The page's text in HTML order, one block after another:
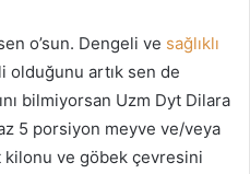
o’sun. Dengeli ve sağlıklı
olduğunu artık sen de
bilmiyorsan Uzm Dyt Dilara
5 porsiyon meyve ve/veya
ve göbek çevresini